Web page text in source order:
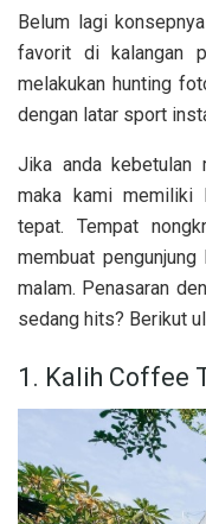
Belum lagi
favorit di kalangan
melakukan hunting
dengan latar sport
Jika anda kebetulan
maka kami memiliki
tepat. Tempat
membuat
malam. Penasaran
sedang hits? Berikut
1. Kalih Coffee